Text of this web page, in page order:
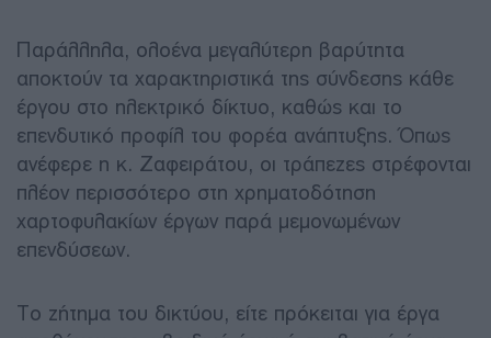
Παράλληλα, ολοένα μεγαλύτερη βαρύτητα
αποκτούν τα χαρακτηριστικά της σύνδεσης κάθε
έργου στο ηλεκτρικό δίκτυο, καθώς και το
επενδυτικό προφίλ του φορέα ανάπτυξης. Όπως
ανέφερε η κ. Ζαφειράτου, οι τράπεζες στρέφονται
πλέον περισσότερο στη χρηματοδότηση
χαρτοφυλακίων έργων παρά μεμονωμένων
επενδύσεων.
Το ζήτημα του δικτύου, είτε πρόκειται για έργα